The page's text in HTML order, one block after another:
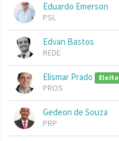
Eduardo Emerson
PSL
Edvan Bastos
REDE
Elismar Prado Eleito
PROS
Gedeon de Souza
PRP